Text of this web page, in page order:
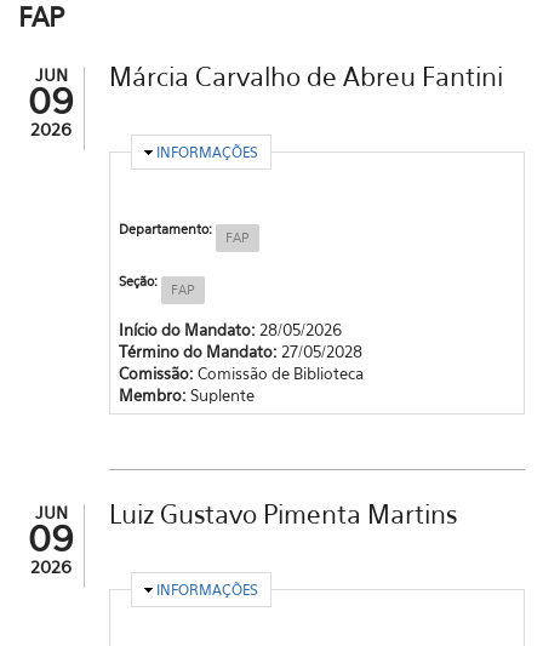
FAP
JUN
09
2026
Márcia Carvalho de Abreu Fantini
OCULTAR
INFORMAÇÕES
Departamento: FAP
Seção: FAP
Início do Mandato: 28/05/2026
Término do Mandato: 27/05/2028
Comissão: Comissão de Biblioteca
Membro: Suplente
JUN
09
2026
Luiz Gustavo Pimenta Martins
OCULTAR
INFORMAÇÕES